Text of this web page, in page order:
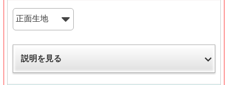
説明を見る